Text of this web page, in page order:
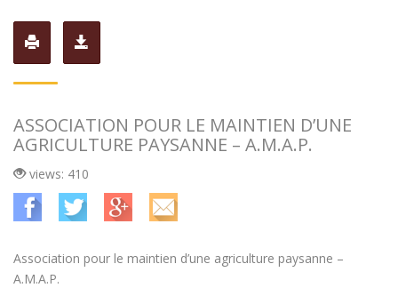
ASSOCIATION POUR LE MAINTIEN D’UNE
AGRICULTURE PAYSANNE – A.M.A.P.
views: 410
Association pour le maintien d’une agriculture paysanne –
A.M.A.P.